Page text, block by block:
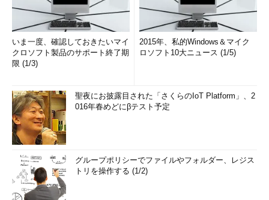
いま一度、確認しておきたいマイ
クロソフト製品のサポート終了期
限 (1/3)
2015年、私的Windows＆マイク
ロソフト10大ニュース (1/5)
聖夜にお披露目された「さくらのIoT Platform」、2
016年春めどにβテスト予定
グループポリシーでファイルやフォルダー、レジス
トリを操作する (1/2)